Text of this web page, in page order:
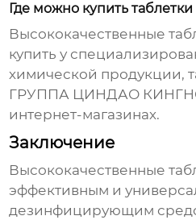
Где можно купить таблетки
Высококачественные
купить у
химической продукции,
ГРУППА ЦИНДАО
интернет-магазинах.
Заключение
Высококачественные
эффективным и
дезинфицирующим